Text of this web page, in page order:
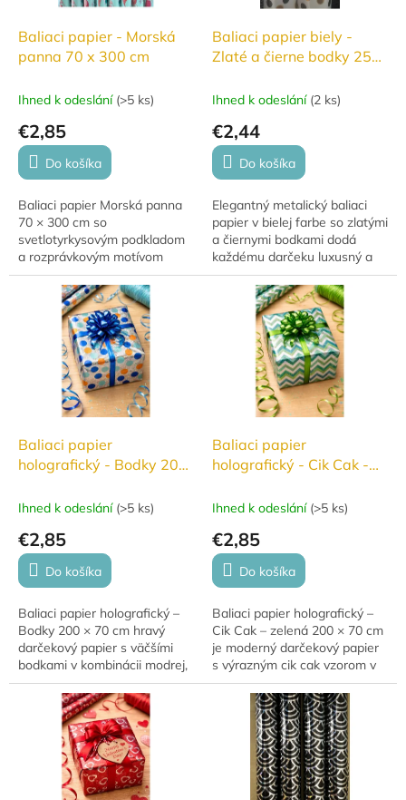
Baliaci papier - Morská
panna 70 x 300 cm
Ihned k odeslání (>5 ks)
€2,85
Do košíka
Baliaci papier Morská panna
70 × 300 cm so
svetlotyrkysovým podkladom
a rozprávkovým motívom
morských panien premení
každý darček na čarovné
prekvapenie.
Baliaci papier biely -
Zlaté a čierne bodky 250
Ihned k odeslání (2 ks)
€2,44
Do košíka
Elegantný metalický baliaci
papier v bielej farbe so zlatými
a čiernymi bodkami dodá
každému darčeku luxusný a
štýlový vzhľad. Ideálny na
slávnostné príležitosti,
narodeniny aj...
Baliaci papier
holografický - Bodky 200
Ihned k odeslání (>5 ks)
€2,85
Do košíka
Baliaci papier holografický –
Bodky 200 × 70 cm hravý
darčekový papier s väčšími
bodkami v kombinácii modrej,
oranžovej a svetlo zelenej,
ideálny pre farebné a veselé
balenie...
Baliaci papier
holografický - Cik Cak -
Ihned k odeslání (>5 ks)
€2,85
Do košíka
Baliaci papier holografický –
Cik Cak – zelená 200 × 70 cm
je moderný darčekový papier
s výrazným cik cak vzorom v
kombinácii zelenej, striebornej
a svetlo modrej farby s...